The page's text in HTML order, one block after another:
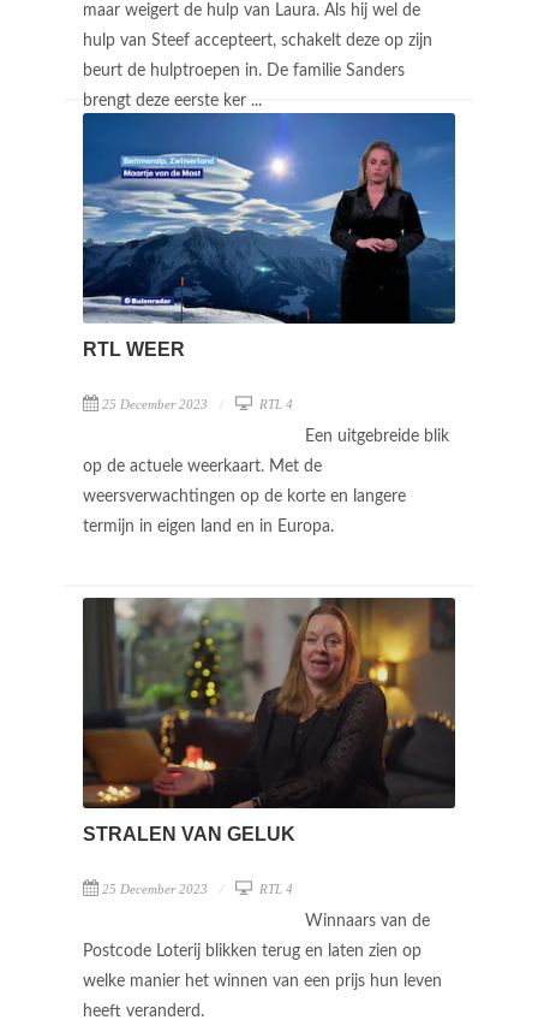
maar weigert de hulp van Laura. Als hij wel de
hulp van Steef accepteert, schakelt deze op zijn
beurt de hulptroepen in. De familie Sanders
brengt deze eerste ker ...
RTL WEER
25 December 2023 RTL 4
Een uitgebreide blik
op de actuele weerkaart. Met de
weersverwachtingen op de korte en langere
termijn in eigen land en in Europa.
STRALEN VAN GELUK
25 December 2023 RTL 4
Winnaars van de
Postcode Loterij blikken terug en laten zien op
welke manier het winnen van een prijs hun leven
heeft veranderd.